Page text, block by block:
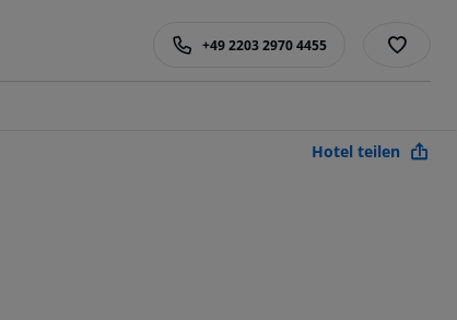
+49 2203 2970 4455
Hotel teilen